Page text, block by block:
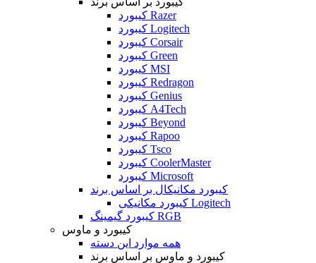
کیبورد Razer
کیبورد Logitech
کیبورد Corsair
کیبورد Green
کیبورد MSI
کیبورد Redragon
کیبورد Genius
کیبورد A4Tech
کیبورد Beyond
کیبورد Rapoo
کیبورد Tsco
کیبورد CoolerMaster
کیبورد Microsoft
کیبورد مکانیکال بر اساس برند
کیبورد مکانیکی Logitech
کیبورد گیمینگ RGB
کیبورد و ماوس
همه موارد این دسته
کیبورد و ماوس بر اساس برند